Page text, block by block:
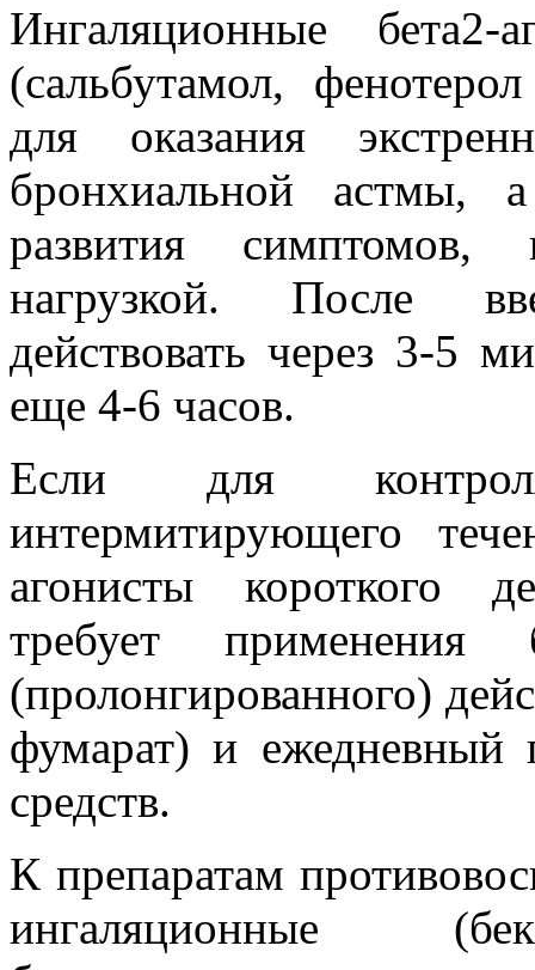
Ингаляционные бета2-
(сальбутамол,
для оказания
бронхиальной астмы,
развития симптомов,
нагрузкой. После
действовать через 3-5
еще 4-6 часов.
Если для
интермитирующего
агонисты короткого
требует применения
(пролонгированного)
фумарат) и ежедневный
средств.
К препаратам
ингаляционные